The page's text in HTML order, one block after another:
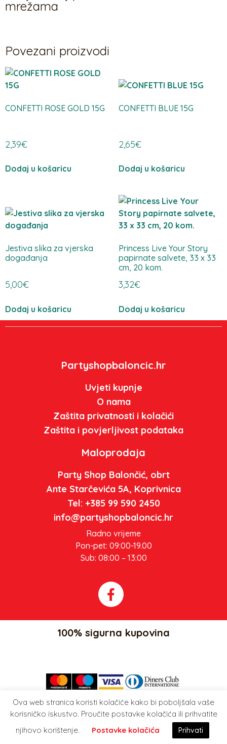
mrežama
Povezani proizvodi
CONFETTI ROSE GOLD 15G
2,39€
Dodaj u košaricu
CONFETTI BLUE 15G
2,65€
Dodaj u košaricu
Jestiva slika za vjerska
događanja
5,00€
Dodaj u košaricu
Princess Live Your Story
papirnate salvete, 33 x 33
cm, 20 kom.
3,32€
Dodaj u košaricu
Partyshopbaloncic.hr
Uvjeti kupnje
O nama
Zaštita privatnosti i kolačići
Zaštita i povjerljivost podataka
Maloprodaja
Party Shop Balončić, obrt
Ante Starčevića 5A, Koprivnica
Tel: +385 99 590 2450
info@partyshopbaloncic.hr
Radno vrijeme
Pon-pet: 09:00-19.00
Sub: 08:00 – 13:00
100% sigurna kupovina
Party Shop Balončić, obrt ©
Ova web stranica koristi kolačiće kako bi poboljšala vaše
korisničko iskustvo. Proučite postavke kolačića ili prihvatite
njihovo korištenje.
Postavke kolačića Prihvati